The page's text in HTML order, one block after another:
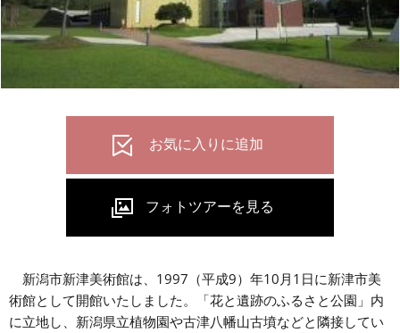
新潟市新津美術館は、1997（平成9）年10月1日に新津市美
術館として開館いたしました。「花と遺跡のふるさと公園」内
に立地し、新潟県立植物園や古津八幡山古墳などと隣接してい